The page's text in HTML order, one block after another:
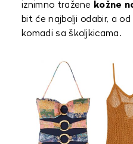
iznimno tražene kožne
bit će najbolji odabir, a
komadi sa školjkicama.